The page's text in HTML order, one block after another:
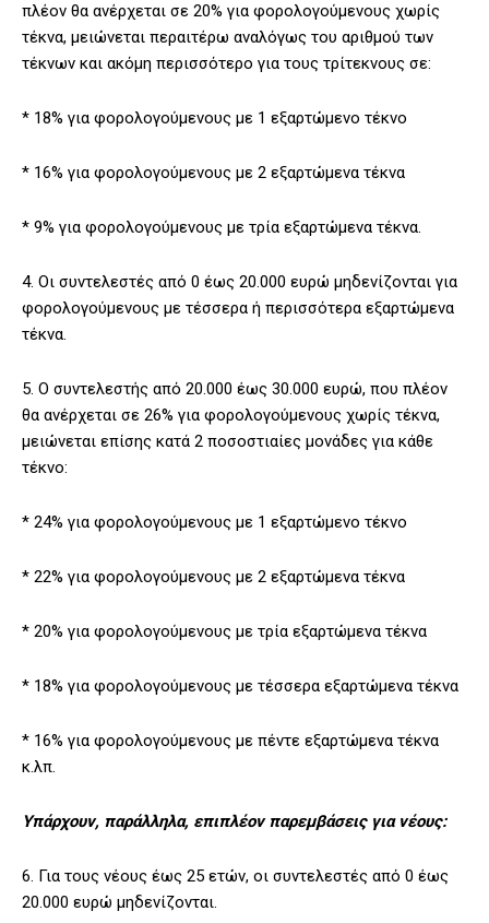
πλέον θα ανέρχεται σε 20% για φορολογούμενους χωρίς
τέκνα, μειώνεται περαιτέρω αναλόγως του αριθμού των
τέκνων και ακόμη περισσότερο για τους τρίτεκνους σε:
* 18% για φορολογούμενους με 1 εξαρτώμενο τέκνο
* 16% για φορολογούμενους με 2 εξαρτώμενα τέκνα
* 9% για φορολογούμενους με τρία εξαρτώμενα τέκνα.
4. Οι συντελεστές από 0 έως 20.000 ευρώ μηδενίζονται για
φορολογούμενους με τέσσερα ή περισσότερα εξαρτώμενα
τέκνα.
5. Ο συντελεστής από 20.000 έως 30.000 ευρώ, που πλέον
θα ανέρχεται σε 26% για φορολογούμενους χωρίς τέκνα,
μειώνεται επίσης κατά 2 ποσοστιαίες μονάδες για κάθε
τέκνο:
* 24% για φορολογούμενους με 1 εξαρτώμενο τέκνο
* 22% για φορολογούμενους με 2 εξαρτώμενα τέκνα
* 20% για φορολογούμενους με τρία εξαρτώμενα τέκνα
* 18% για φορολογούμενους με τέσσερα εξαρτώμενα τέκνα
* 16% για φορολογούμενους με πέντε εξαρτώμενα τέκνα
κ.λπ.
Υπάρχουν, παράλληλα, επιπλέον παρεμβάσεις για νέους:
6. Για τους νέους έως 25 ετών, οι συντελεστές από 0 έως
20.000 ευρώ μηδενίζονται.